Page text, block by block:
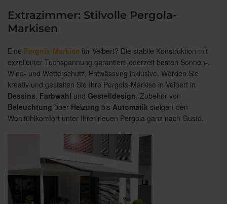
Extrazimmer: Stilvolle Pergola-
Markisen
Eine Pergola-Markise für Velbert? Die stabile Konstruktion mit
exzellenter Tuchspannung garantiert jederzeit besten Sonnen-,
Wind- und Wetterschutz, Entwässung inklusive. Werden Sie
kreativ und gestalten Sie Ihre Pergola-Markise in Velbert in
Dessins, Farbwahl und Gestelldesign. Zubehör von
Beleuchtung über Heizung bis Automatik steigert den
Wohlfühlkomfort unter Ihrer neuen Pergola ganz nach Gusto.